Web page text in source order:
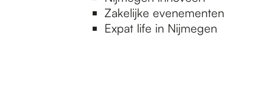
Zakelijke evenementen
Expat life in Nijmegen